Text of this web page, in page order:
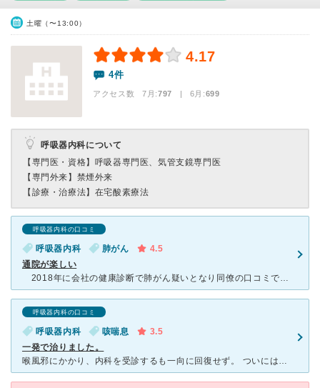
土曜（〜13:00）
4.17
4件
アクセス数 7月:797 | 6月:699
呼吸器内科について
【専門医・資格】 呼吸器専門医、気管支鏡専門医
【専門外来】 禁煙外来
【診療・治療法】 在宅酸素療法
呼吸器内科の口コミ
呼吸器内科 肺がん
4.5
通院が楽しい
2018年に会社の健康診断で肺がん疑いとなり同僚の口コミでこちらを受診。二度の通院・一泊入院での生検・日帰りでの全身PET-CTと頭部MRI検査を経て、結果は脳転移があったため肺腺がんステージⅣの診
呼吸器内科の口コミ
呼吸器内科 咳喘息
3.5
一発で治りました。
喉風邪にかかり、内科を受診するも一向に回復せず。 ついには、寝られないほどの咳が現れ、これはきっと喘息だと思い、専門医院であるここを受診。 喘息の検査を一通り行い、確定ではないものの偽陽性となって